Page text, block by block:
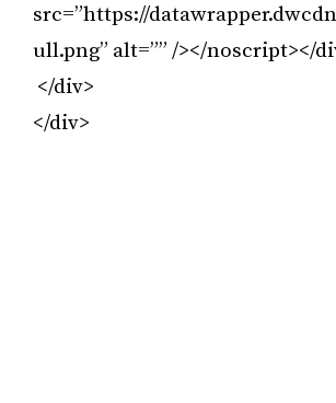
src=”https://
ull.png” alt=”” /></noscript></
</div>
</div>